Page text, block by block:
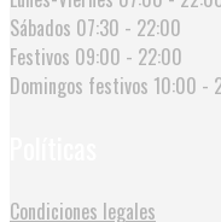
Sábados 07:30 - 22:00
Festivos 09:00 - 22:00
Domingos festivos 10:00 -
Condiciones legales